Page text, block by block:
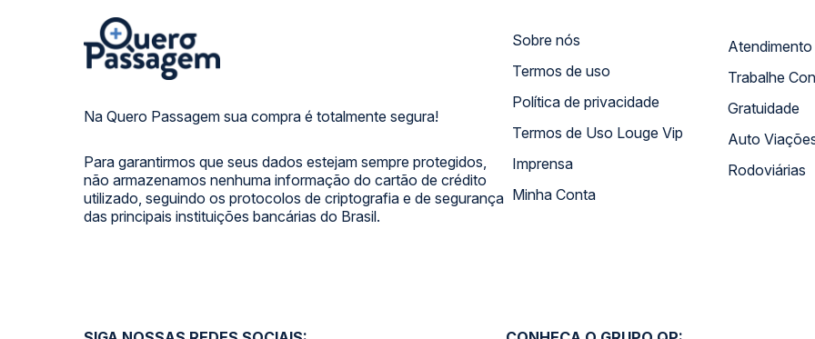
Na Quero Passagem sua compra é totalmente segura!
Para garantirmos que seus dados estejam sempre protegidos,
não armazenamos nenhuma informação do cartão de crédito
utilizado, seguindo os protocolos de criptografia e de segurança
das principais instituições bancárias do Brasil.
Sobre nós
Termos de uso
Política de privacidade
Termos de Uso Louge Vip
Imprensa
Minha Conta
Trabalhe
Gratuidade
Auto
Rodoviárias